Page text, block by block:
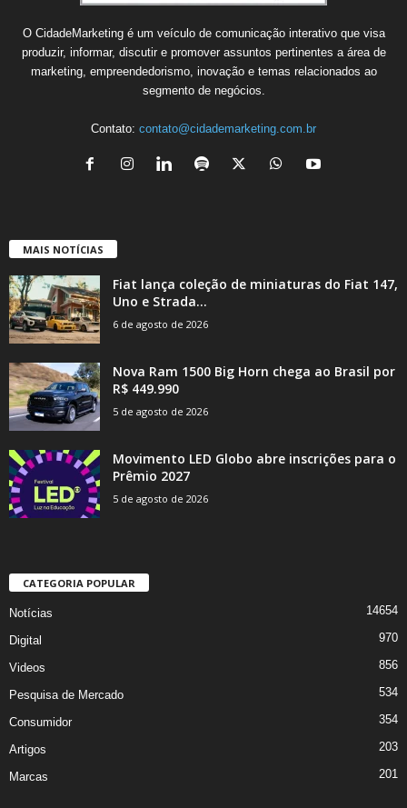
O CidadeMarketing é um veículo de comunicação interativo que visa
produzir, informar, discutir e promover assuntos pertinentes a área de
marketing, empreendedorismo, inovação e temas relacionados ao
segmento de negócios.
Contato: contato@cidademarketing.com.br
MAIS NOTÍCIAS
Fiat lança coleção de miniaturas do Fiat 147,
Uno e Strada...
6 de agosto de 2026
Nova Ram 1500 Big Horn chega ao Brasil por
R$ 449.990
5 de agosto de 2026
Movimento LED Globo abre inscrições para o
Prêmio 2027
5 de agosto de 2026
CATEGORIA POPULAR
Notícias 14654
Digital 970
Videos 856
Pesquisa de Mercado 534
Consumidor 354
Artigos 203
Marcas 201